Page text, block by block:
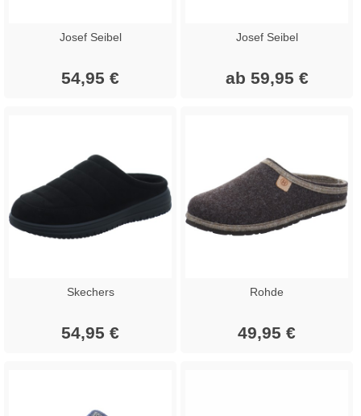
Josef Seibel
54,95 €
Josef Seibel
ab 59,95 €
Skechers
54,95 €
Rohde
49,95 €